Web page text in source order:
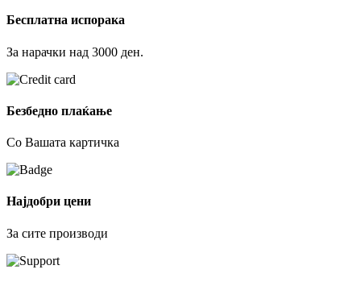
Бесплатна испорака
За нарачки над 3000 ден.
Безбедно плаќање
Со Вашата картичка
Најдобри цени
За сите производи